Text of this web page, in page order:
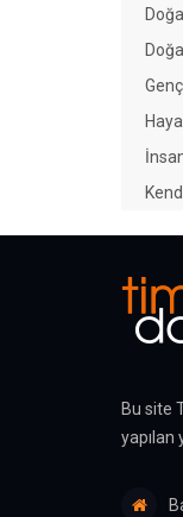
Bu site
yapılan